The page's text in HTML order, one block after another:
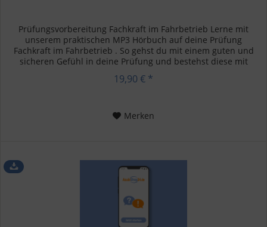
Prüfungsvorbereitung Fachkraft im Fahrbetrieb Lerne mit
unserem praktischen MP3 Hörbuch auf deine Prüfung
Fachkraft im Fahrbetrieb . So gehst du mit einem guten und
sicheren Gefühl in deine Prüfung und bestehst diese mit
Bravour. Mit 280...
19,90 € *
Merken